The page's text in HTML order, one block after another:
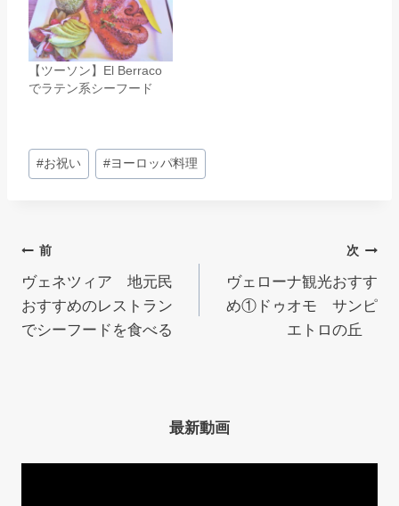
【ツーソン】El Berraco
でラテン系シーフード
投
稿
#お祝い #ヨーロッパ料理
投
稿
ナ
前
ヴェネツィア 地元民
おすすめのレストラン
でシーフードを食べる
次
ヴェローナ観光おすす
め①ドゥオモ サンピ
エトロの丘
最新動画